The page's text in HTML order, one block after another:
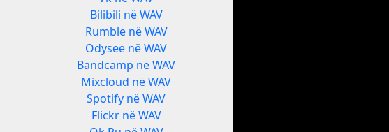
Bilibili në WAV
Rumble në WAV
Odysee në WAV
Bandcamp në WAV
Mixcloud në WAV
Spotify në WAV
Flickr në WAV